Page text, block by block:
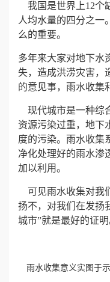
闻
资
讯
我国是世界上12个
人均水量的四分之一
么的重要。
多年来大家对地下水
失，造成洪涝灾害，
的意见事，雨水收集
现代城市是一种综
资源污染过重，地下
度的污染。雨水收集
净化处理好的雨水渗
加以利用。
可见雨水收集对我
扬不，对我们在发扬
城市”就是最好的证明
雨水收集意义实图于示